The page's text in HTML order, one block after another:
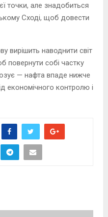
точки, але знадобиться
Сході, щоб довести
вирішить наводнити світ
собі частку
— нафта впаде нижче
економічного контролю і